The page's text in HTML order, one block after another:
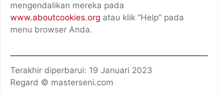
mengendalikan mereka pada
www.aboutcookies.org atau klik “Help” pada
menu browser Anda.
Terakhir diperbarui: 19 Januari 2023
Regard © masterseni.com